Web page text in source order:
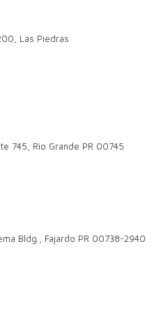
Las Piedras
745, Rio Grande PR 00745
Bldg., Fajardo PR 00738-2940